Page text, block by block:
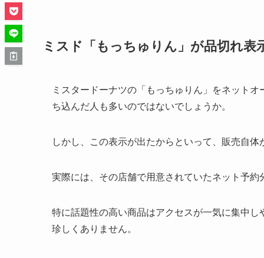
ミスド「もっちゅりん」が品切れ表
ミスタードーナツの「もっちゅりん」をネットオ
ち込んだ人も多いのではないでしょうか。
しかし、この表示が出たからといって、販売自
実際には、その店舗で用意されていたネット予
特に話題性の高い商品はアクセスが一気に集中
珍しくありません。